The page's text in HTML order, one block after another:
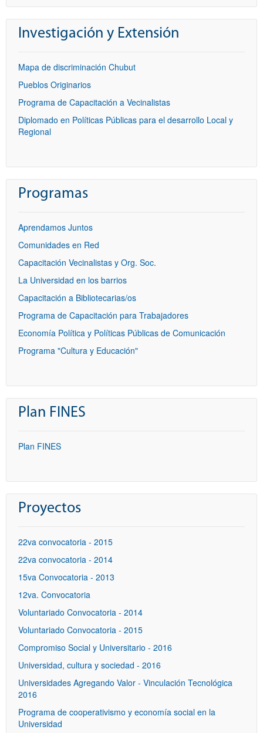
Investigación y Extensión
Mapa de discriminación Chubut
Pueblos Originarios
Programa de Capacitación a Vecinalistas
Diplomado en Políticas Públicas para el desarrollo Local y
Regional
Programas
Aprendamos Juntos
Comunidades en Red
Capacitación Vecinalistas y Org. Soc.
La Universidad en los barrios
Capacitación a Bibliotecarias/os
Programa de Capacitación para Trabajadores
Economía Política y Políticas Públicas de Comunicación
Programa "Cultura y Educación"
Plan FINES
Plan FINES
Proyectos
22va convocatoria - 2015
22va convocatoria - 2014
15va Convocatoria - 2013
12va. Convocatoria
Voluntariado Convocatoria - 2014
Voluntariado Convocatoria - 2015
Compromiso Social y Universitario - 2016
Universidad, cultura y sociedad - 2016
Universidades Agregando Valor - Vinculación Tecnológica
2016
Programa de cooperativismo y economía social en la
Universidad